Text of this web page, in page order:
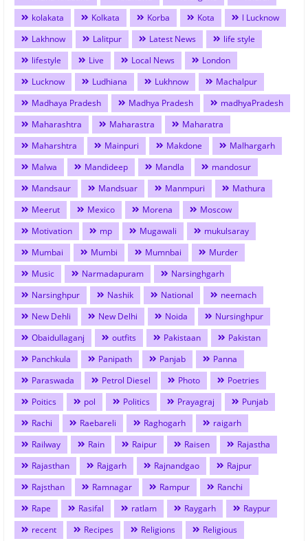
kolakata
Kolkata Korba Kota
l Lucknow
Lakhnow
Lalitpur Latest News
life style
lifestyle
Live Local News
London
Lucknow
Ludhiana Lukhnow
Machalpur
Madhaya Pradesh
Madhya Pradesh
madhyaPradesh
Maharashtra
Maharastra
Maharatra
Maharshtra
Mainpuri Makdone
Malhargarh
Malwa
Mandideep Mandla
mandosur
Mandsaur
Mandsuar Manmpuri
Mathura
Meerut
Mexico Morena
Moscow
Motivation
mp Mugawali
mukulsaray
Mumbai
Mumbi Mumnbai
Murder
Music
Narmadapuram
Narsinghgarh
Narsinghpur
Nashik National
neemach
New Dehli
New Delhi Noida
Nursinghpur
Obaidullaganj
outfits Pakistaan
Pakistan
Panchkula
Panipath Panjab
Panna
Paraswada
Petrol Diesel Photo
Poetries
Poitics
pol Politics Prayagraj
Punjab
Rachi
Raebareli Raghogarh
raigarh
Railway
Rain Raipur Raisen
Rajastha
Rajasthan
Rajgarh Rajnandgao
Rajpur
Rajsthan
Ramnagar Rampur
Ranchi
Rape
Rasifal ratlam Raygarh
Raypur
recent
Recipes Religions
Religious